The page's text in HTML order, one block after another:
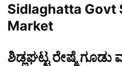
Sidlaghatta Govt
Market
ಶಿಡ್ಲಘಟ್ಟ ರೇಷ್ಮೆ ಗೂಡು